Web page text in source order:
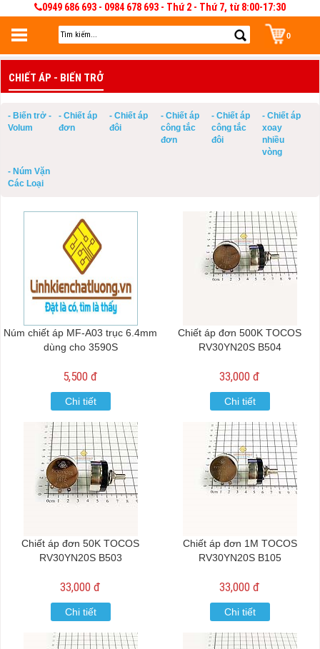
0949 686 693 - 0984 678 693 - Thứ 2 - Thứ 7, từ 8:00-17:30
0
Đăng nhập
Đăng nhập để lưu giỏ hàng 30 ngày. Có thể sửa và quản lý giỏ hàng và đơn
hàng
CHIẾT ÁP - BIẾN TRỞ
- Biến trở -
Volum
- Chiết áp
đơn
- Chiết áp
đôi
- Chiết áp
công tắc
đơn
- Chiết áp
công tắc
đôi
- Chiết áp
xoay
nhiều
vòng
- Núm Vặn
Các Loại
Núm chiết áp MF-A03 trục 6.4mm
dùng cho 3590S
5,500 đ
Chi tiết
Chiết áp đơn 500K TOCOS
RV30YN20S B504
33,000 đ
Chi tiết
Chiết áp đơn 50K TOCOS
RV30YN20S B503
33,000 đ
Chi tiết
Chiết áp đơn 1M TOCOS
RV30YN20S B105
33,000 đ
Chi tiết